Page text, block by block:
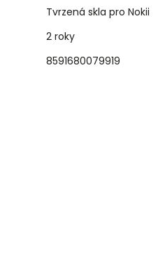
Tvrzená skla pro Nokii
2 roky
8591680079919